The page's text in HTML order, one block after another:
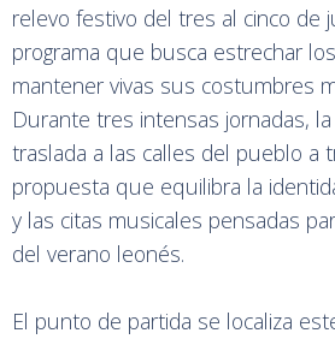
relevo festivo del tres al cinco de
programa que busca estrechar
mantener vivas sus costumbres
Durante tres intensas jornadas,
traslada a las calles del pueblo a
propuesta que equilibra la
y las citas musicales pensadas
del verano leonés.
El punto de partida se localiza